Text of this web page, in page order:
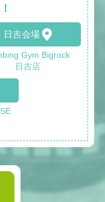
日吉会場
Gym Bigrock
日吉店